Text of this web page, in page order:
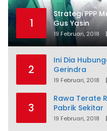
1
Strategi PPP
Gus Yasin
19 Februari, 2018
2
Ini Dia
Gerindra
19 Februari, 2018
3
Rawa Terate
Pabrik Sekitar
19 Februari, 2018